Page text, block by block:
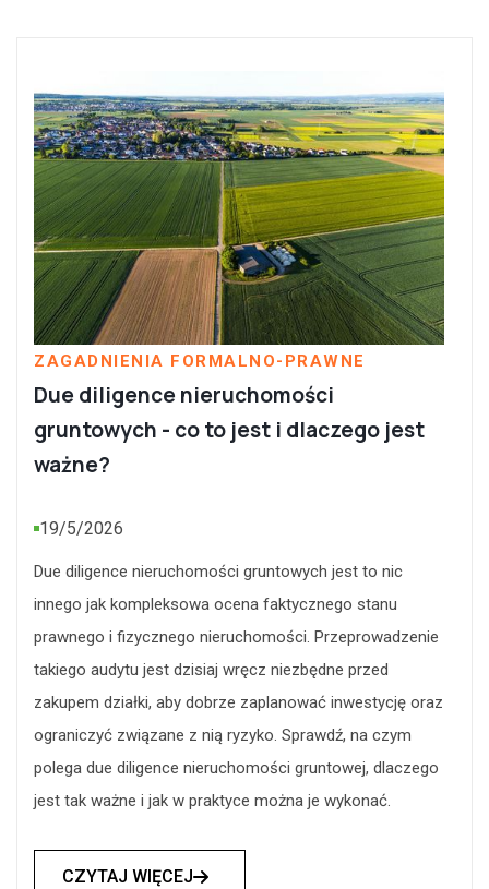
ZAGADNIENIA FORMALNO-PRAWNE
Due diligence nieruchomości
gruntowych - co to jest i dlaczego jest
ważne?
19/5/2026
Due diligence nieruchomości gruntowych jest to nic
innego jak kompleksowa ocena faktycznego stanu
prawnego i fizycznego nieruchomości. Przeprowadzenie
takiego audytu jest dzisiaj wręcz niezbędne przed
zakupem działki, aby dobrze zaplanować inwestycję oraz
ograniczyć związane z nią ryzyko. Sprawdź, na czym
polega due diligence nieruchomości gruntowej, dlaczego
jest tak ważne i jak w praktyce można je wykonać.
CZYTAJ WIĘCEJ